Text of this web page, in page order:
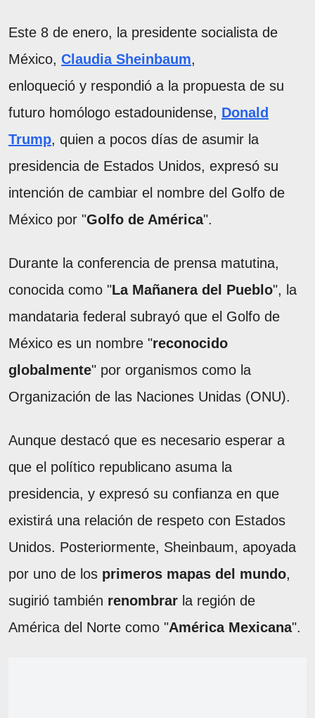
Este 8 de enero, la presidente socialista de
México, Claudia Sheinbaum,
enloqueció y respondió a la propuesta de su
futuro homólogo estadounidense, Donald
Trump, quien a pocos días de asumir la
presidencia de Estados Unidos, expresó su
intención de cambiar el nombre del Golfo de
México por "Golfo de América".
Durante la conferencia de prensa matutina,
conocida como "La Mañanera del Pueblo", la
mandataria federal subrayó que el Golfo de
México es un nombre "reconocido
globalmente" por organismos como la
Organización de las Naciones Unidas (ONU).
Aunque destacó que es necesario esperar a
que el político republicano asuma la
presidencia, y expresó su confianza en que
existirá una relación de respeto con Estados
Unidos. Posteriormente, Sheinbaum, apoyada
por uno de los primeros mapas del mundo,
sugirió también renombrar la región de
América del Norte como "América Mexicana".